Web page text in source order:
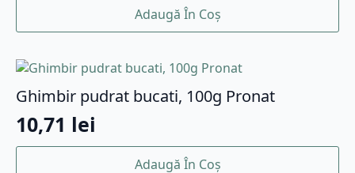
Adaugă În Coș
Ghimbir pudrat bucati, 100g Pronat
10,71 lei
Adaugă În Coș